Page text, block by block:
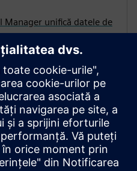
Manager unifică datele de
validarea
și operațiunile,
transmisie precise,